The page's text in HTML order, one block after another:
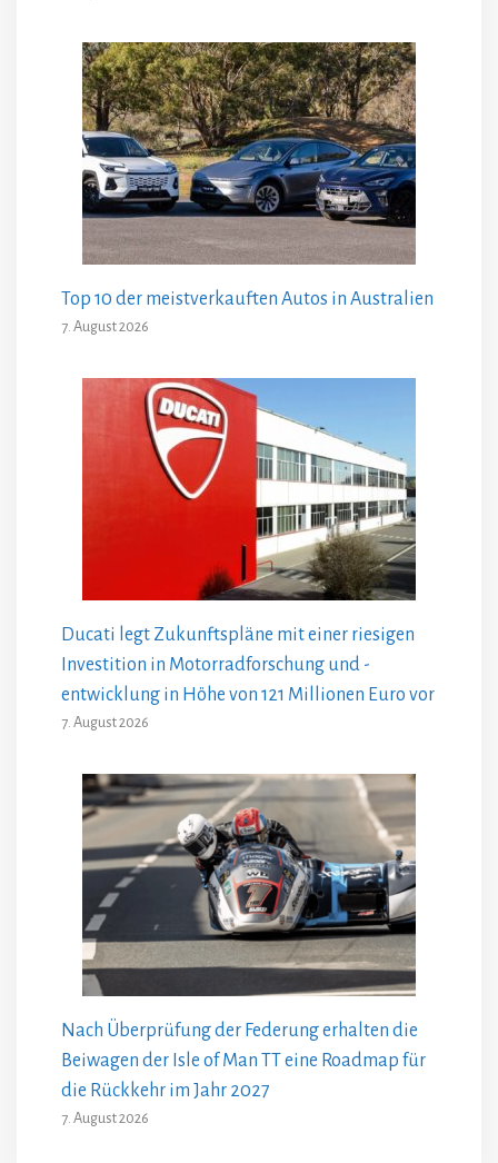
Top 10 der meistverkauften Autos in Australien
7. August 2026
Ducati legt Zukunftspläne mit einer riesigen
Investition in Motorradforschung und -
entwicklung in Höhe von 121 Millionen Euro vor
7. August 2026
Nach Überprüfung der Federung erhalten die
Beiwagen der Isle of Man TT eine Roadmap für
die Rückkehr im Jahr 2027
7. August 2026